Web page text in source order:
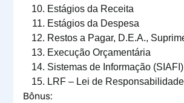
Estágios da Receita
Estágios da Despesa
Restos a Pagar, D.E.A.,
Execução Orçamentária
Sistemas de Informação (SIAFI)
LRF – Lei de
Bônus: